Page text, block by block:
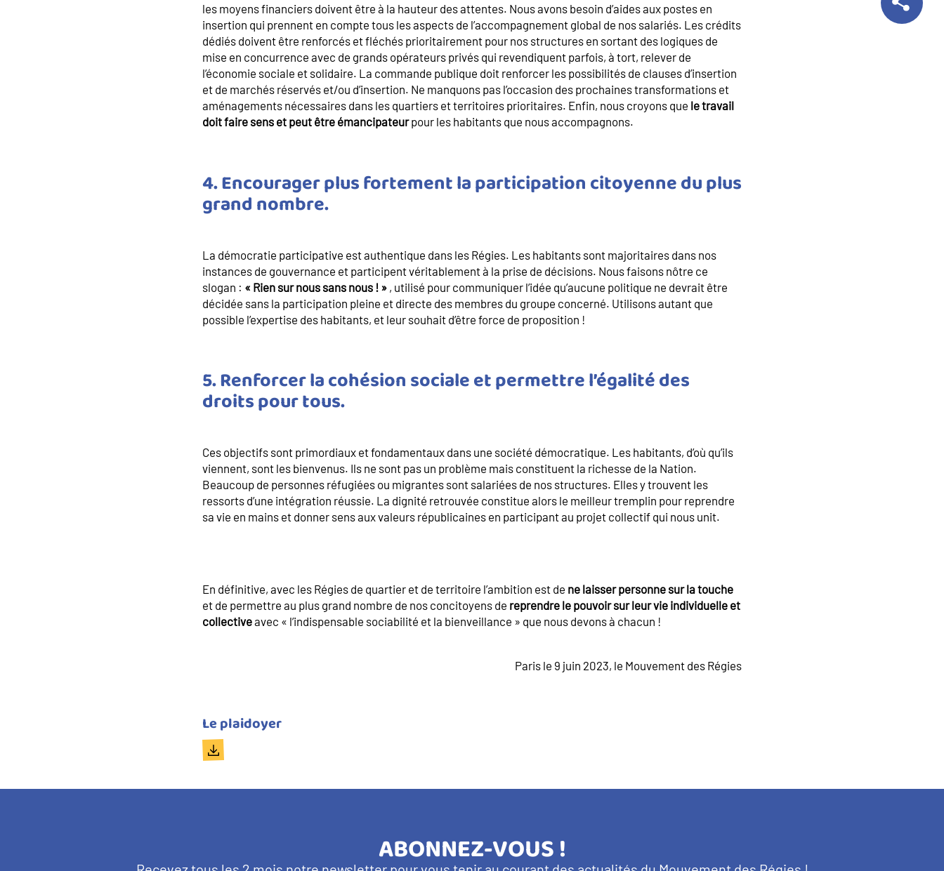
les moyens financiers doivent être à la hauteur des attentes. Nous avons besoin d’aides aux postes en
insertion qui prennent en compte tous les aspects de l’accompagnement global de nos salariés. Les crédits
dédiés doivent être renforcés et fléchés prioritairement pour nos structures en sortant des logiques de
mise en concurrence avec de grands opérateurs privés qui revendiquent parfois, à tort, relever de
l’économie sociale et solidaire. La commande publique doit renforcer les possibilités de clauses d’insertion
et de marchés réservés et/ou d’insertion. Ne manquons pas l’occasion des prochaines transformations et
aménagements nécessaires dans les quartiers et territoires prioritaires. Enfin, nous croyons que le travail
doit faire sens et peut être émancipateurpour les habitants que nous accompagnons.
4. Encourager plus fortement la participation citoyenne du plus
grand nombre.
La démocratie participative est authentique dans les Régies. Les habitants sont majoritaires dans nos
instances de gouvernance et participent véritablement à la prise de décisions. Nous faisons nôtre ce
slogan : « Rien sur nous sans nous ! » , utilisé pour communiquer l’idée qu’aucune politique ne devrait être
décidée sans la participation pleine et directe des membres du groupe concerné. Utilisons autant que
possible l’expertise des habitants, et leur souhait d’être force de proposition !
5. Renforcer la cohésion sociale et permettre l’égalité des
droits pour tous.
Ces objectifs sont primordiaux et fondamentaux dans une société démocratique. Les habitants, d’où qu’ils
viennent, sont les bienvenus. Ils ne sont pas un problème mais constituent la richesse de la Nation.
Beaucoup de personnes réfugiées ou migrantes sont salariées de nos structures. Elles y trouvent les
ressorts d’une intégration réussie. La dignité retrouvée constitue alors le meilleur tremplin pour reprendre
sa vie en mains et donner sens aux valeurs républicaines en participant au projet collectif qui nous unit.
En définitive, avec les Régies de quartier et de territoire l’ambition est de ne laisser personne sur la touche
et de permettre au plus grand nombre de nos concitoyens de reprendre le pouvoir sur leur vie individuelle et
collectiveavec « l’indispensable sociabilité et la bienveillance » que nous devons à chacun !
Paris le 9 juin 2023, le Mouvement des Régies
Titre
du
document
Le plaidoyer
Document
TITRE
ABONNEZ-VOUS !